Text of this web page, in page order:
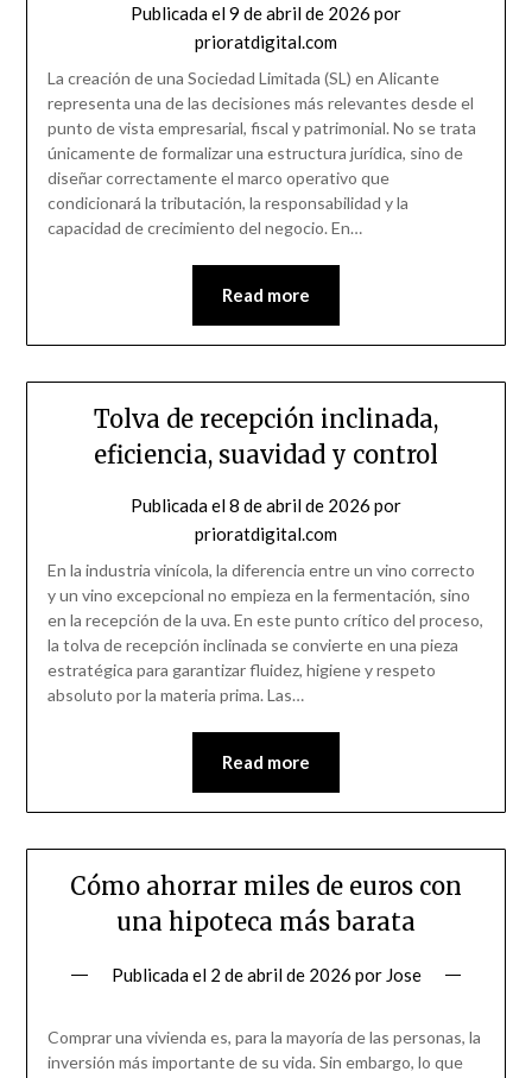
Publicada el9 de abril de 2026 por
prioratdigital.com
La creación de una Sociedad Limitada (SL) en Alicante
representa una de las decisiones más relevantes desde el
punto de vista empresarial, fiscal y patrimonial. No se trata
únicamente de formalizar una estructura jurídica, sino de
diseñar correctamente el marco operativo que
condicionará la tributación, la responsabilidad y la
capacidad de crecimiento del negocio. En…
Read more
Tolva de recepción inclinada,
eficiencia, suavidad y control
Publicada el8 de abril de 2026 por
prioratdigital.com
En la industria vinícola, la diferencia entre un vino correcto
y un vino excepcional no empieza en la fermentación, sino
en la recepción de la uva. En este punto crítico del proceso,
la tolva de recepción inclinada se convierte en una pieza
estratégica para garantizar fluidez, higiene y respeto
absoluto por la materia prima. Las…
Read more
Cómo ahorrar miles de euros con
una hipoteca más barata
Publicada el 2 de abril de 2026 por Jose
Comprar una vivienda es, para la mayoría de las personas, la
inversión más importante de su vida. Sin embargo, lo que